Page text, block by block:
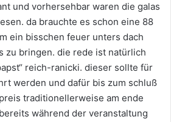
und vorhersehbar waren die galas
da brauchte es schon eine 88
ein bisschen feuer unters dach
zu bringen. die rede ist natürlich
reich-ranicki. dieser sollte für
werden und dafür bis zum schluß
traditionellerweise am ende
während der veranstaltung